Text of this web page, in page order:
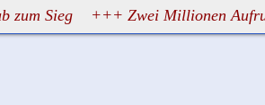
+++ Zwei Millionen Aufrufe für